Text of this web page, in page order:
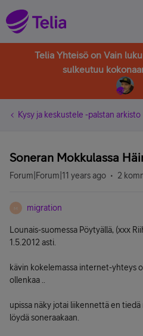
Telia Yhteisö on Vain
sulkeutuu
Kysy ja keskustele -palstan arkisto
Soneran Mokkulassa
Forum|Forum|11 years ago 2
M migration
Lounais-suomessa Pöytyällä, (xxx
1.5.2012 asti.
kävin kokelemassa internet-yhteys
ollenkaa ..
upissa näky jotai liikennettä en
löydä soneraakaan.